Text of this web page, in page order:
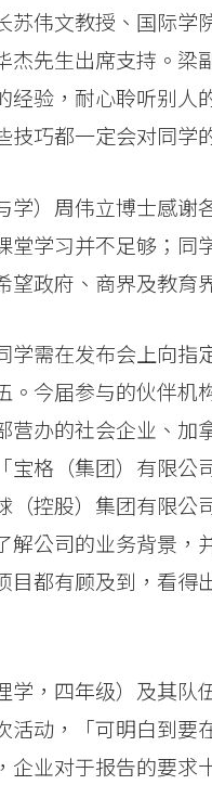
苏伟文教授、国际
杰先生出席支持。
经验，耐心聆听别
技巧都一定会对同学
学）周伟立博士感谢
堂学习并不足够；
望政府、商界及教育
学需在发布会上向
。今届参与的伙伴
营办的社会企业、
宝格（集团）有限
（控股）集团有限
解公司的业务背景
目都有顾及到，看
学，四年级）及其
活动，「可明白到
企业对于报告的要